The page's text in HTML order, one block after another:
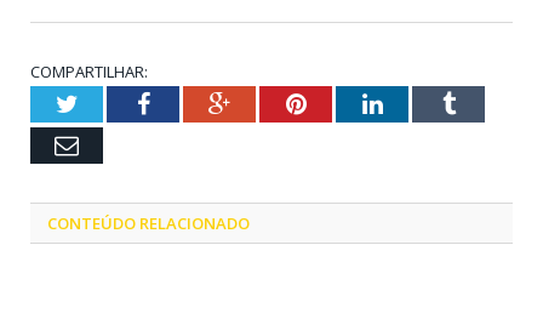
COMPARTILHAR:
TwitterFacebookGoogle+PinterestLinkedInTumblr
Email
CONTEÚDO RELACIONADO